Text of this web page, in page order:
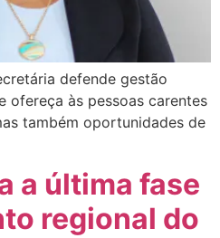
defende gestão
ofereça às pessoas carentes
também oportunidades de
a última fase
regional do